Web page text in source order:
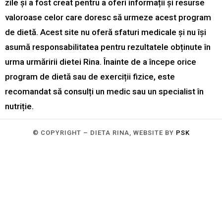
zile și a fost creat pentru a oferi informații și resurse
valoroase celor care doresc să urmeze acest program
de dietă. Acest site nu oferă sfaturi medicale și nu își
asumă responsabilitatea pentru rezultatele obținute în
urma urmăririi dietei Rina. Înainte de a începe orice
program de dietă sau de exerciții fizice, este
recomandat să consulți un medic sau un specialist în
nutriție.
© COPYRIGHT – DIETA RINA, WEBSITE BY PSK